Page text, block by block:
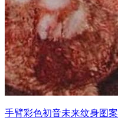
手臂彩色初音未来纹身图案